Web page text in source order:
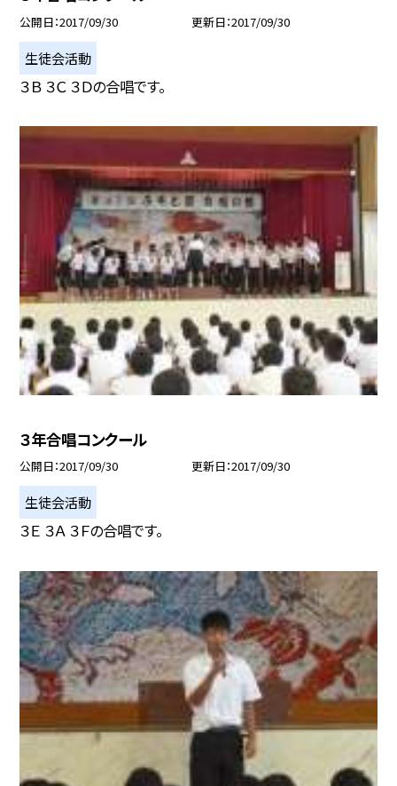
公開日 2017/09/30 更新日 2017/09/30
生徒会活動
３Ｂ ３Ｃ ３Ｄの合唱です。
３年合唱コンクール
公開日 2017/09/30 更新日 2017/09/30
生徒会活動
３Ｅ ３Ａ ３Ｆの合唱です。